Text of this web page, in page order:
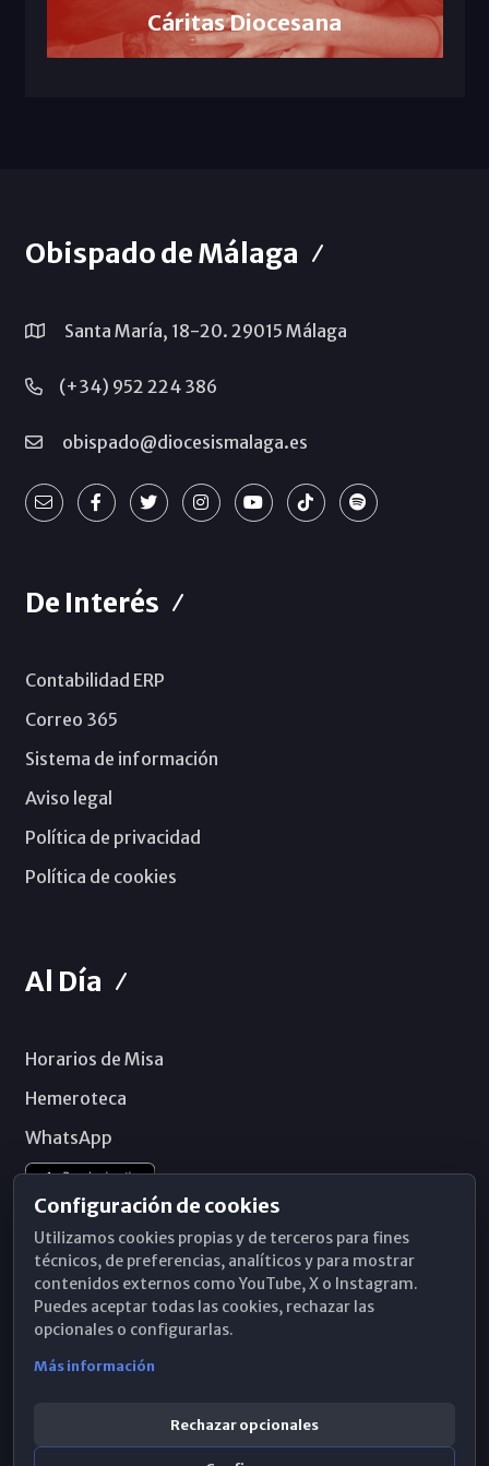
Cáritas Diocesana
Obispado de Málaga
Santa María, 18-20. 29015 Málaga
(+34) 952 224 386
obispado@diocesismalaga.es
De Interés
Contabilidad ERP
Correo 365
Sistema de información
Aviso legal
Política de privacidad
Política de cookies
Al Día
Horarios de Misa
Hemeroteca
WhatsApp
Configuración de cookies
Utilizamos cookies propias y de terceros para fines
técnicos, de preferencias, analíticos y para mostrar
contenidos externos como YouTube, X o Instagram.
Puedes aceptar todas las cookies, rechazar las
opcionales o configurarlas.
Más información
Rechazar opcionales